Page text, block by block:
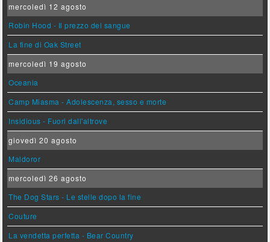
mercoledì 12 agosto
Robin Hood - Il prezzo del sangue
La fine di Oak Street
mercoledì 19 agosto
Oceania
Camp Miasma - Adolescenza, sesso e morte
Insidious - Fuori dall'altrove
giovedì 20 agosto
Maldoror
mercoledì 26 agosto
The Dog Stars - Le stelle dopo la fine
Couture
La vendetta perfetta - Bear Country